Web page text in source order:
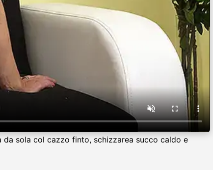
da sola col cazzo finto, schizzarea succo caldo e